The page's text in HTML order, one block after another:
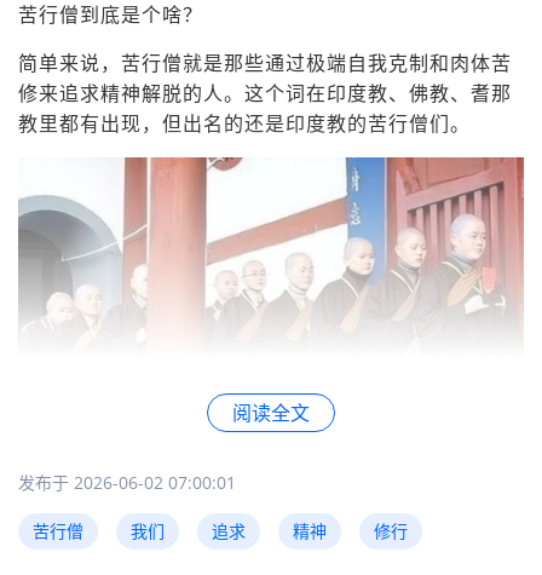
苦行僧到底是个啥？
简单来说，苦行僧就是那些通过极端自我克制和肉体苦
修来追求精神解脱的人。这个词在印度教、佛教、耆那
教里都有出现，但出名的还是印度教的苦行僧们。
我次在纪录片里看到真正的苦行僧时，说实话有点被吓
到。他们有的浑身涂满灰烬，有的头发脏得打结（故意
不洗的），还有的干脆赤身裸体当时我就在想："至于
阅读全文
发布于 2026-06-02 07:00:01
苦行僧 我们 追求 精神 修行